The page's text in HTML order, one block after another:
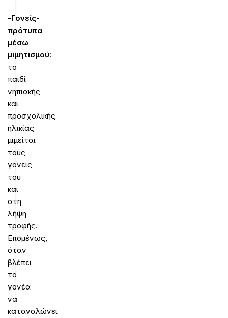
-Γονείς-
πρότυπα
μέσω
μιμητισμού:
το
παιδί
νηπιακής
και
προσχολικής
ηλικίας
μιμείται
τους
γονείς
του
και
στη
λήψη
τροφής.
Επομένως,
όταν
βλέπει
το
γονέα
να
καταναλώνει